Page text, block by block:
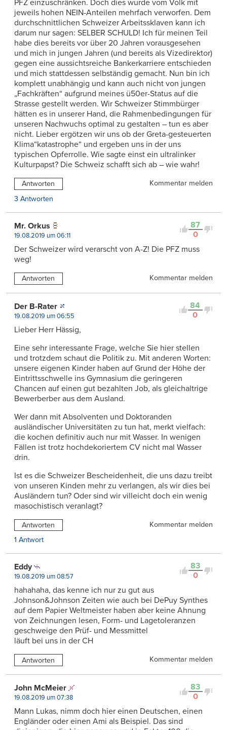
PFZ einzuschränken. Doch dies wurde vom Volk mit
jeweils hohen NEIN-Anteilen mehrfach verworfen. Dem
durchschnittlichen Schweizer Arbeitssklaven kann ich
darum nur sagen: SELBER SCHULD! Ich für meinen Teil
habe dies bereits vor über 20 Jahren vorausgesehen
und mich in jungen Jahren (und bereits als Vizedirektor)
gegen eine aussichtsreiche Bankerkarriere entschieden
und mich stattdessen selbständig gemacht. Nun bin ich
komplett unabhängig und kann auch nicht von jungen
„Fachkräften“ aufgrund meines ü50er-Status auf die
Strasse gestellt werden. Wir Schweizer Stimmbürger
hätten es in unserer Hand, die Rahmenbedingungen für
unseren Nachwuchs optimal zu gestalten – tun es aber
nicht. Lieber ergötzen wir uns ob der Greta-gesteuerten
Klima“katastrophe“ und ergeben uns in der uns
typischen Opferrolle. Wie sagte einst ein ultralinker
Kulturpapst? Die Schweiz schafft sich ab – wie wahr!
Antworten
Kommentar melden
3 Antworten
87
0
Mr. Orkus
19.08.2019 um 06:11
Der Schweizer wird verarscht von A-Z! Die PFZ muss
weg!
Antworten Kommentar melden
84
0
Der B-Rater
19.08.2019 um 06:55
Lieber Herr Hässig,
Eine sehr interessante Frage, welche Sie hier stellen
und trotzdem schaut die Politik zu. Mit anderen Worten:
unsere eigenen Kinder haben auf Grund der Höhe der
Eintrittsschwelle ins Gymnasium die geringeren
Chancen auf einen gut bezahlten Job, als gleichaltrige
Bewerberber aus dem Ausland.
Wer dann mit Absolventen und Doktoranden
ausländischer Universitäten zu tun hat, merkt vielfach:
die kochen definitiv auch nur mit Wasser. In wenigen
Fällen ist trotz hochdekoriertem CV nicht mal Wasser
drin.
Ist es die Schweizer Bescheidenheit, die uns dazu treibt
von unseren Kinden mehr zu verlangen, als wir dies bei
Ausländern tun? Oder sind wir villeicht doch ein wenig
masochistisch veranlagt?
Antworten
Kommentar melden
1 Antwort
83
0
Eddy
19.08.2019 um 08:57
hahahaha, das kenne ich nur zu gut aus
Johnson&Johnson Zeiten wie auch bei DePuy Synthes
auf dem Papier Weltmeister haben aber keine Ahnung
von Zeichnungen lesen, Form- und Lagetoleranzen
geschweige den Prüf- und Messmittel
läuft bei uns in der CH
Antworten Kommentar melden
83
0
John McMeier
19.08.2019 um 07:38
Mann Lukas, nimm doch hier einen Deutschen, einen
Engländer oder einen Ami als Beispiel. Das sind